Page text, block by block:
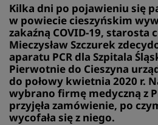
Kilka dni po pojawieniu się
w powiecie cieszyńskim
zakaźną COVID-19, starosta
Mieczysław Szczurek
aparatu PCR dla Szpitala
Pierwotnie do Cieszyna
do połowy kwietnia 2020 r.
wybrano firmę medyczną z
przyjęła zamówienie, po
wycofała się z niego.